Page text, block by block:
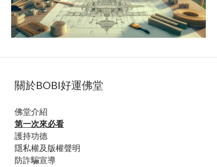
關於BOBI好運佛堂
佛堂介紹
第一次來必看
護持功德
隱私權及版權聲明
防詐騙宣導